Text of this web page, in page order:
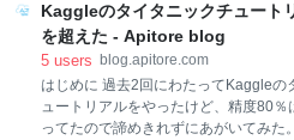
v1） AppleScript（ぴよまる様, v2）
WebAPI 特徴 今回公開したWord2Vec
WikipediaをKuromoji+Neologdで形態
を学習データに使っています。
ので、最近の単語（e.g. 「とある魔術
も扱えるのがおもしろいところです。
Kaggleのタイタニックチュート
を超えた - Apitore blog
5 users blog.apitore.com
はじめに 過去2回にわたってKaggleの
ュートリアルをやったけど、精度80％
ってたので諦めきれずにあがいてみた